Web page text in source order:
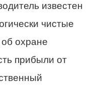
известен
чистые
об охране
прибыли от